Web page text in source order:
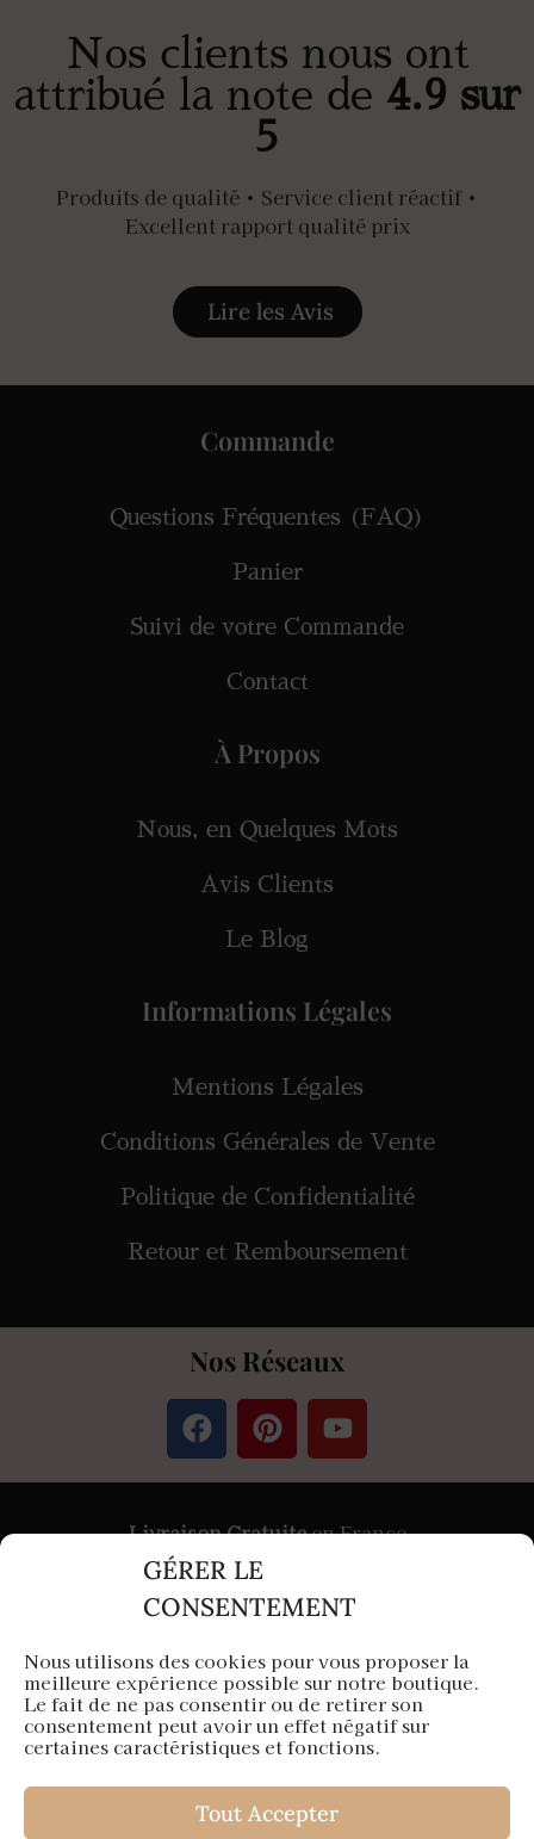
GÉRER LE
CONSENTEMENT
Nous utilisons des cookies pour vous proposer la
meilleure expérience possible sur notre boutique.
Le fait de ne pas consentir ou de retirer son
consentement peut avoir un effet négatif sur
certaines caractéristiques et fonctions.
Tout Accepter
Nos clients nous ont
attribué la note de 4.9 sur
5
Produits de qualité • Service client réactif •
Excellent rapport qualité prix
Lire les Avis
Commande
Questions Fréquentes (FAQ)
Panier
Suivi de votre Commande
Contact
À Propos
Nous, en Quelques Mots
Avis Clients
Le Blog
Informations Légales
Mentions Légales
Conditions Générales de Vente
Politique de Confidentialité
Retour et Remboursement
Nos Réseaux
Livraison Gratuiteen France
PaiementSécurisépar Stripe &
Aura Capillaire est une entreprise française
Siège en Île-de-France